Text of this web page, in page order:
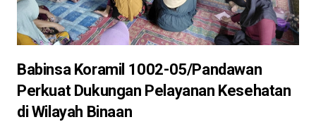
Babinsa Koramil 1002-05/Pandawan
Perkuat Dukungan Pelayanan Kesehatan
di Wilayah Binaan